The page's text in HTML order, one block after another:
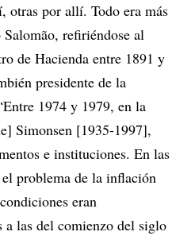
otras por allí. Todo era más
refiriéndose al
de Hacienda entre 1891 y
presidente de la
1974 y 1979, en la
Simonsen [1935-1997],
e instituciones. En las
problema de la inflación
eran
a las del comienzo del siglo